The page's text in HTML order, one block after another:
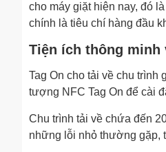
cho máy giặt hiện nay, đó
chính là tiêu chí hàng đầu
Tiện ích thông minh
Tag On cho tải về chu
tượng NFC Tag On để cài
Chu trình tải về chứa đến
những lỗi nhỏ thường gặp,